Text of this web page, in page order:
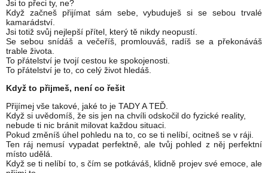
Jsi to přeci ty, ne?
Když začneš přijímat sám sebe, vybuduješ si se sebou trvalé
kamarádství.
Jsi totiž svůj nejlepší přítel, který tě nikdy neopustí.
Se sebou snídáš a večeříš, promlouváš, radíš se a překonáváš
trable života.
To přátelství je tvojí cestou ke spokojenosti.
To přátelství je to, co celý život hledáš.
Když to přijmeš, není co řešit
Přijímej vše takové, jaké to je TADY A TEĎ.
Když si uvědomíš, že sis jen na chvíli odskočil do fyzické reality,
nebude ti nic bránit milovat každou situaci.
Pokud změníš úhel pohledu na to, co se ti nelíbí, ocitneš se v ráji.
Ten ráj nemusí vypadat perfektně, ale tvůj pohled z něj perfektní
místo udělá.
Když se ti nelíbí to, s čím se potkáváš, klidně projev své emoce, ale